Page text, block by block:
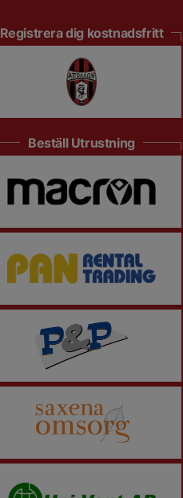
Registrera dig kostnadsfritt
Beställ Utrustning